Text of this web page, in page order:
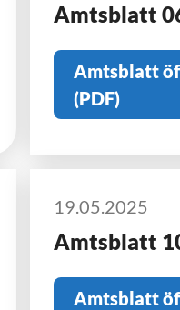
Amtsblatt
Amtsblatt
(PDF)
19.05.2025
Amtsblatt
Amtsblatt